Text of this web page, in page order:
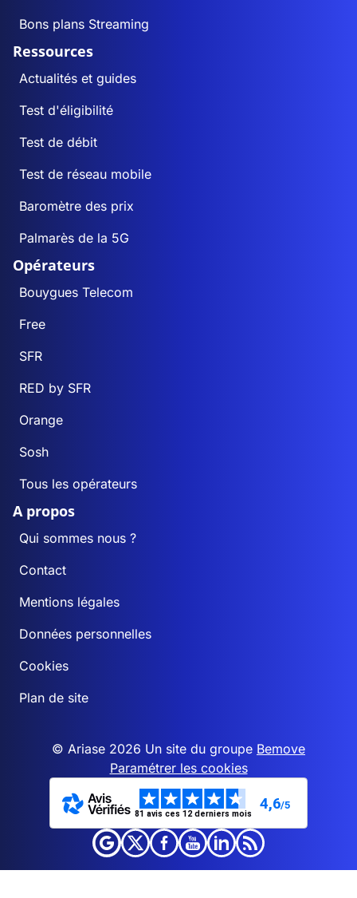
Bons plans Streaming
Ressources
Actualités et guides
Test d'éligibilité
Test de débit
Test de réseau mobile
Baromètre des prix
Palmarès de la 5G
Opérateurs
Bouygues Telecom
Free
SFR
RED by SFR
Orange
Sosh
Tous les opérateurs
A propos
Qui sommes nous ?
Contact
Mentions légales
Données personnelles
Cookies
Plan de site
© Ariase 2026 Un site du groupe Bemove
Paramétrer les cookies
81 avis ces 12 derniers mois
4,6/5